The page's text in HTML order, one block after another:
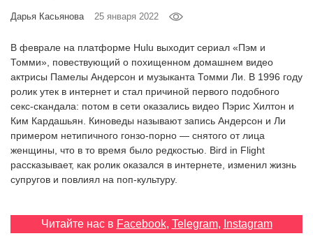
EN
UA
Дарья Касьянова 25 января 2022
В феврале на платформе Hulu выходит сериал «Пэм и
Томми», повествующий о похищенном домашнем видео
актрисы Памелы Андерсон и музыканта Томми Ли. В 1996 году
ролик утек в интернет и стал причиной первого подобного
секс-скандала: потом в сети оказались видео Пэрис Хилтон и
Ким Кардашьян. Киноведы называют запись Андерсон и Ли
примером нетипичного гонзо-порно — снятого от лица
женщины, что в то время было редкостью. Bird in Flight
рассказывает, как ролик оказался в интернете, изменил жизнь
супругов и повлиял на поп-культуру.
Читайте нас в Facebook, Telegram, Instagram